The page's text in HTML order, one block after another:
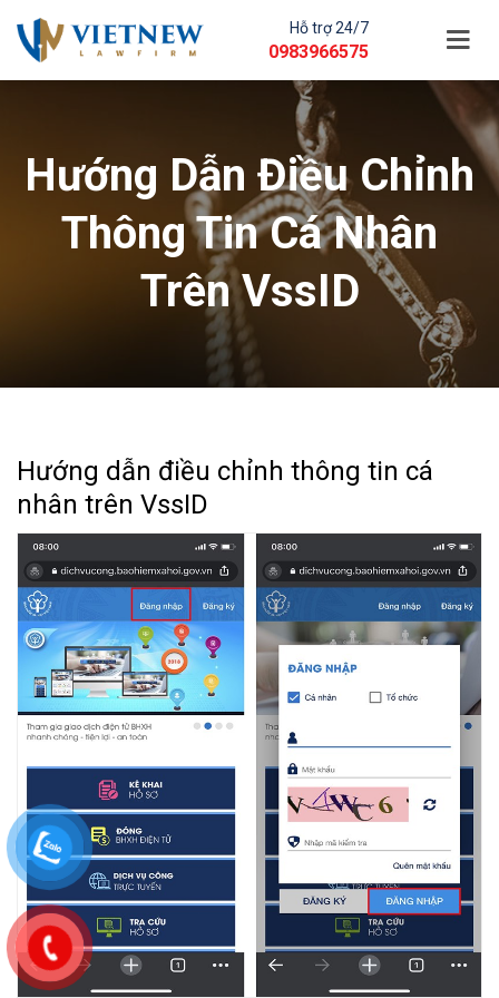
Hỗ trợ 24/7
0983966575
Hướng Dẫn Điều Chỉnh
Thông Tin Cá Nhân
Trên VssID
Hướng dẫn điều chỉnh thông tin cá
nhân trên VssID